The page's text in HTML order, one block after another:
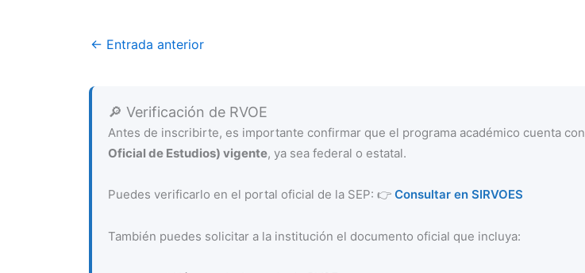
← Entrada anterior
🔎 Verificación de RVOE
Antes de inscribirte, es importante confirmar que el programa académico cuenta con
Oficial de Estudios) vigente, ya sea federal o estatal.
Puedes verificarlo en el portal oficial de la SEP: 👉 Consultar en SIRVOES
También puedes solicitar a la institución el documento oficial que incluya: